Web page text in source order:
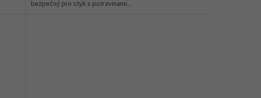
bezpečný pro styk s potravinami...